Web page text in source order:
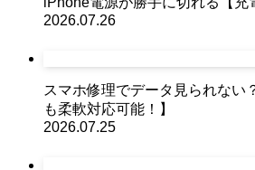
2026.07.26
スマホ修理でデータ見られない
も柔軟対応可能！】
2026.07.25